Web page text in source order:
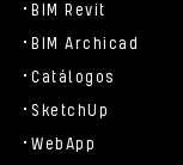
BIM Revit
BIM Archicad
Catálogos
SketchUp
WebApp